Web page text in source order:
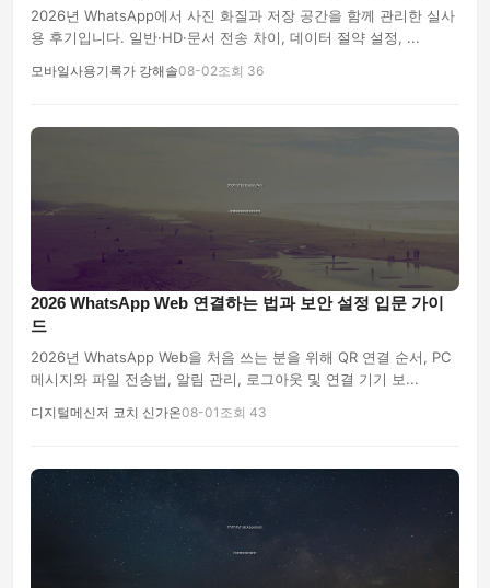
2026년 WhatsApp에서 사진 화질과 저장 공간을 함께 관리한 실사
용 후기입니다. 일반·HD·문서 전송 차이, 데이터 절약 설정, ...
모바일사용기록가 강해솔08-02조회 36
2026 WhatsApp Web 연결하는 법과 보안 설정 입문 가이
드
2026년 WhatsApp Web을 처음 쓰는 분을 위해 QR 연결 순서, PC
메시지와 파일 전송법, 알림 관리, 로그아웃 및 연결 기기 보...
디지털메신저 코치 신가온08-01 조회 43